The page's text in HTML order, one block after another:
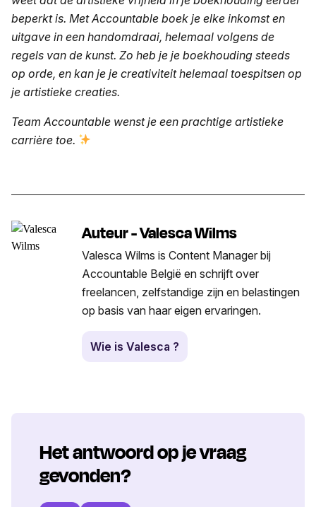
beperkt is. Met Accountable boek je elke inkomst en
uitgave in een handomdraai, helemaal volgens de
regels van de kunst. Zo heb je je boekhouding steeds
op orde, en kan je je creativiteit helemaal toespitsen op
je artistieke creaties.
Team Accountable wenst je een prachtige artistieke
carrière toe.
Auteur - Valesca Wilms
Valesca Wilms is Content Manager bij
Accountable België en schrijft over
freelancen, zelfstandige zijn en belastingen
op basis van haar eigen ervaringen.
Wie is Valesca ?
Het antwoord op je vraag
gevonden?